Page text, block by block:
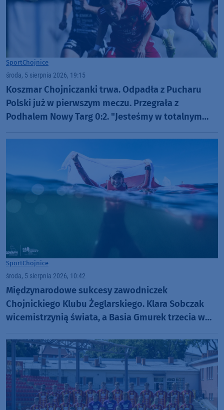
SportChojnice
środa, 5 sierpnia 2026, 19:15
Koszmar Chojniczanki trwa. Odpadła z Pucharu
Polski już w pierwszym meczu. Przegrała z
Podhalem Nowy Targ 0:2. "Jesteśmy w totalnym
SportChojnice
środa, 5 sierpnia 2026, 10:42
Międzynarodowe sukcesy zawodniczek
Chojnickiego Klubu Żeglarskiego. Klara Sobczak
wicemistrzynią świata, a Basia Gmurek trzecia w